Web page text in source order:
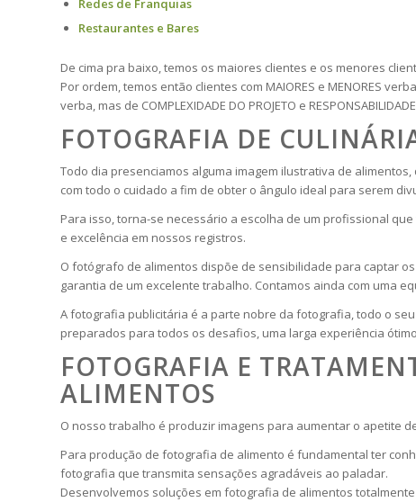
Redes de Franquias
Restaurantes e Bares
De cima pra baixo, temos os maiores clientes e os menores
Por ordem, temos então clientes com MAIORES e MENORES
verba, mas de COMPLEXIDADE DO PROJETO e
FOTOGRAFIA DE
Todo dia presenciamos alguma imagem ilustrativa de
com todo o cuidado a fim de obter o ângulo ideal para serem
Para isso, torna-se necessário a escolha de um profissional
e excelência em nossos registros.
O fotógrafo de alimentos dispõe de sensibilidade para captar
garantia de um excelente trabalho. Contamos ainda com uma
A fotografia publicitária é a parte nobre da fotografia, todo o
preparados para todos os desafios, uma larga experiência
FOTOGRAFIA E
ALIMENTOS
O nosso trabalho é produzir imagens para aumentar o apetite
Para produção de fotografia de alimento é fundamental ter
fotografia que transmita sensações agradáveis ao paladar.
Desenvolvemos soluções em fotografia de alimentos